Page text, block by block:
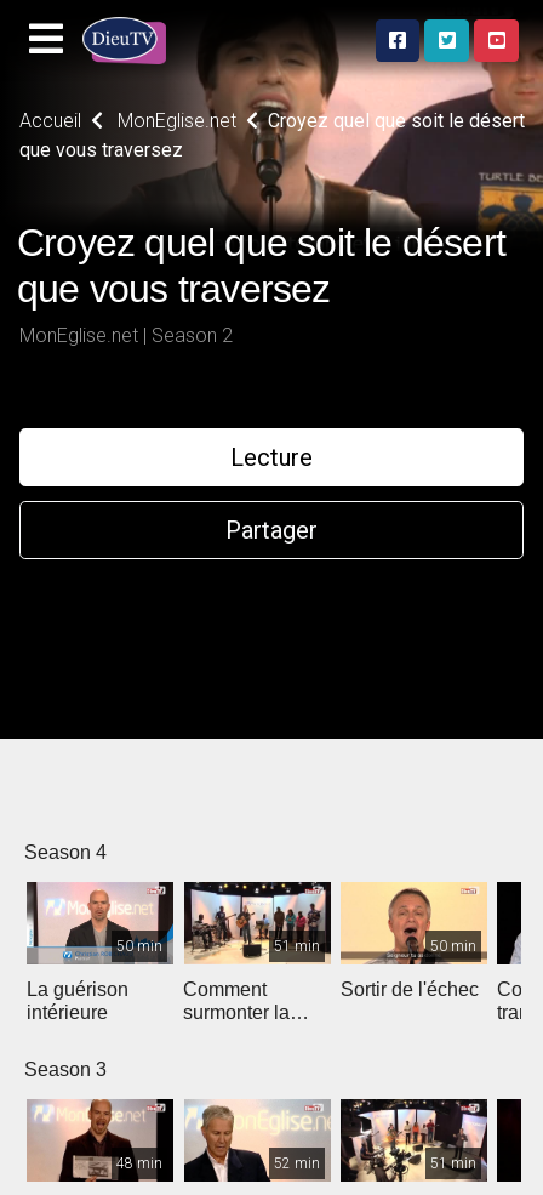
Accueil MonEglise.net
Croyez quel que soit le désert
que vous traversez
Croyez quel que soit le désert
que vous traversez
MonEglise.net | Season 2
Lecture
Partager
Season 4
50 min
La guérison
intérieure
51 min
Comment
surmonter la
50 min
Sortir de l'échec
Season 3
48 min 52 min 51 min